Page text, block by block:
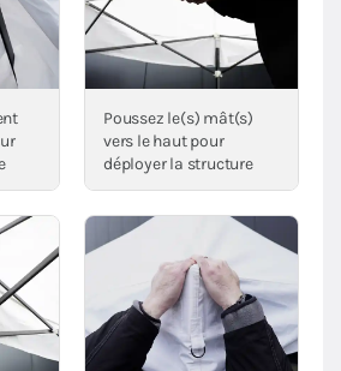
Poussez le(s) mât(s)
vers le haut pour
déployer la structure